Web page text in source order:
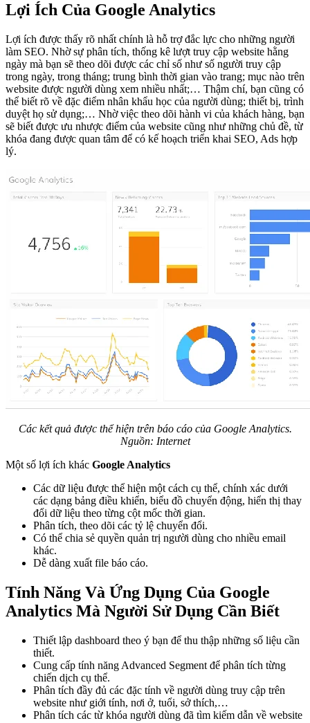
Lợi Ích Của Google Analytics
Lợi ích được thấy rõ nhất chính là hỗ trợ đắc lực cho những người
làm SEO. Nhờ sự phân tích, thống kê lượt truy cập website hằng
ngày mà bạn sẽ theo dõi được các chỉ số như số người truy cập
trong ngày, trong tháng; trung bình thời gian vào trang; mục nào trên
website được người dùng xem nhiều nhất;… Thậm chí, bạn cũng có
thể biết rõ về đặc điểm nhân khẩu học của người dùng; thiết bị, trình
duyệt họ sử dụng;… Nhờ việc theo dõi hành vi của khách hàng, bạn
sẽ biết được ưu nhược điểm của website cũng như những chủ đề, từ
khóa đang được quan tâm để có kế hoạch triển khai SEO, Ads hợp
lý.
Các kết quả được thể hiện trên báo cáo của Google Analytics.
Nguồn: Internet
Một số lợi ích khác Google Analytics
Các dữ liệu được thể hiện một cách cụ thể, chính xác dưới
các dạng bảng điều khiển, biểu đồ chuyển động, hiển thị thay
đổi dữ liệu theo từng cột mốc thời gian.
Phân tích, theo dõi các tỷ lệ chuyển đổi.
Có thể chia sẻ quyền quản trị người dùng cho nhiều email
khác.
Dễ dàng xuất file báo cáo.
Tính Năng Và Ứng Dụng Của Google
Analytics Mà Người Sử Dụng Cần Biết
Thiết lập dashboard theo ý bạn để thu thập những số liệu cần
thiết.
Cung cấp tính năng Advanced Segment để phân tích từng
chiến dịch cụ thể.
Phân tích đầy đủ các đặc tính về người dùng truy cập trên
website như giới tính, nơi ở, tuổi, sở thích,…
Phân tích các từ khóa người dùng đã tìm kiếm dẫn về website